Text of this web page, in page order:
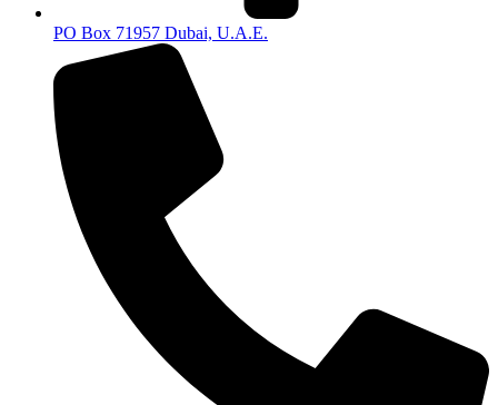
PO Box 71957 Dubai, U.A.E.